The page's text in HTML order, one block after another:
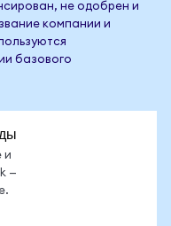
не одобрен и
компании и
базового
и
—